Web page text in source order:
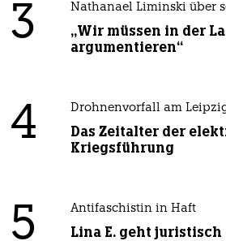
3 Nathanael Liminski über
„Wir müssen in der
argumentieren“
4 Drohnenvorfall am
Das Zeitalter der
Kriegsführung
5 Antifaschistin in Haft
Lina E. geht juristisch